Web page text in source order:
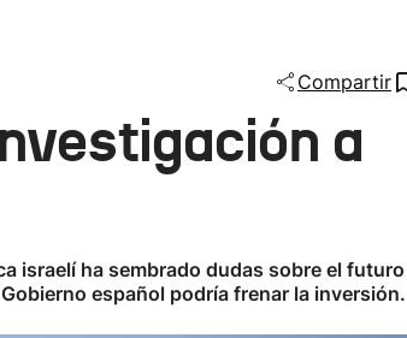
Compartir
a
israelí ha sembrado dudas sobre el
español podría frenar la inversión.